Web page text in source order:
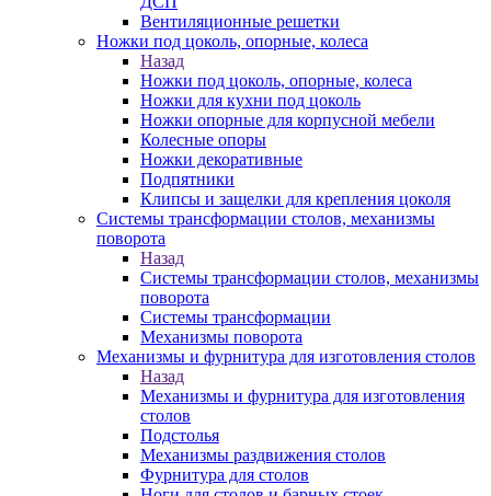
Вентиляционные решетки
Ножки под цоколь, опорные, колеса
Назад
Ножки под цоколь, опорные, колеса
Ножки для кухни под цоколь
Ножки опорные для корпусной мебели
Колесные опоры
Ножки декоративные
Подпятники
Клипсы и защелки для крепления цоколя
Системы трансформации столов, механизмы
поворота
Назад
Системы трансформации столов, механизмы
поворота
Системы трансформации
Механизмы поворота
Механизмы и фурнитура для изготовления столов
Назад
Механизмы и фурнитура для изготовления
столов
Подстолья
Механизмы раздвижения столов
Фурнитура для столов